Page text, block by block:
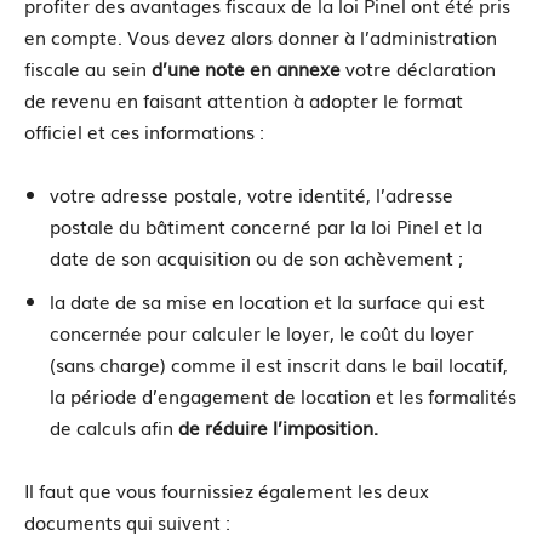
en compte. Vous devez alors donner à l’administration
fiscale au sein d’une note en annexevotre déclaration
de revenu en faisant attention à adopter le format
officiel et ces informations :
votre adresse postale, votre identité, l’adresse
postale du bâtiment concerné par la loi Pinel et la
date de son acquisition ou de son achèvement ;
la date de sa mise en location et la surface qui est
concernée pour calculer le loyer, le coût du loyer
(sans charge) comme il est inscrit dans le bail locatif,
la période d’engagement de location et les formalités
de calculs afin de réduire l’imposition.
Il faut que vous fournissiez également les deux
documents qui suivent :